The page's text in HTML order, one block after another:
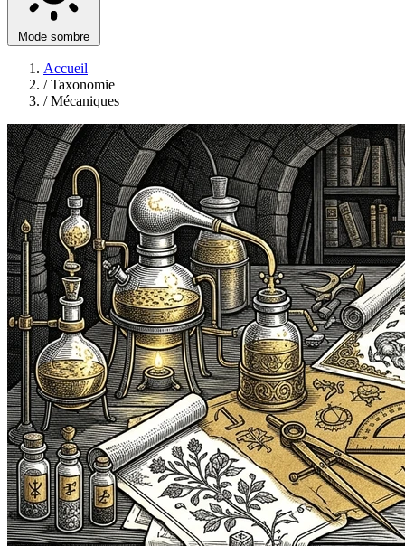
Mode sombre
Accueil
/ Taxonomie
/ Mécaniques